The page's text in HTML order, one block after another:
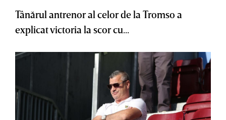
Tânărul antrenor al celor de la Tromso a
explicat victoria la scor cu...